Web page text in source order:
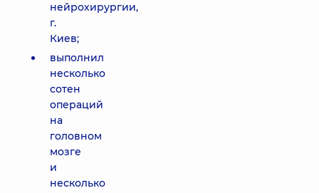
нейрохирургии,
г.
Киев;
выполнил
несколько
сотен
операций
на
головном
мозге
и
несколько